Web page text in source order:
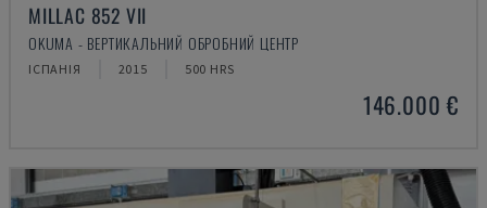
MILLAC 852 VII
OKUMA - ВЕРТИКАЛЬНИЙ ОБРОБНИЙ ЦЕНТР
ІСПАНІЯ 2015 500 HRS
146.000 €